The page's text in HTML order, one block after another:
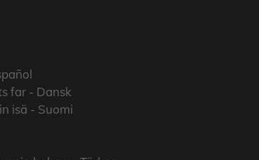
far- Dansk
isä - Suomi